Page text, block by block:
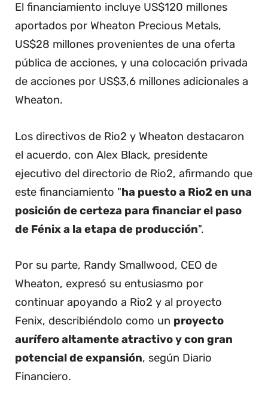
El financiamiento incluye US$120 millones
aportados por Wheaton Precious Metals,
US$28 millones provenientes de una oferta
pública de acciones, y una colocación privada
de acciones por US$3,6 millones adicionales a
Wheaton.
Los directivos de Rio2 y Wheaton destacaron
el acuerdo, con Alex Black, presidente
ejecutivo del directorio de Rio2, afirmando que
este financiamiento "ha puesto a Rio2 en una
posición de certeza para financiar el paso
de Fénix a la etapa de producción".
Por su parte, Randy Smallwood, CEO de
Wheaton, expresó su entusiasmo por
continuar apoyando a Rio2 y al proyecto
Fenix, describiéndolo como un proyecto
aurífero altamente atractivo y con gran
potencial de expansión, según Diario
Financiero.